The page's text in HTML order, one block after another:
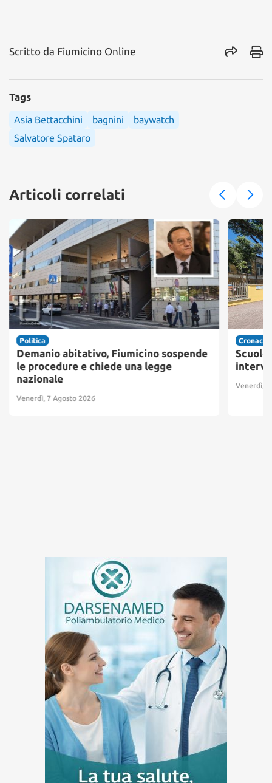
Scritto da Fiumicino Online
Tags
Asia Bettacchini bagnini
baywatch
Salvatore Spataro
Articoli correlati
Politica
Demanio abitativo, Fiumicino sospende
le procedure e chiede una legge
nazionale
Venerdì, 7 Agosto 2026
Cronaca
Scuole
Venerdì, 7